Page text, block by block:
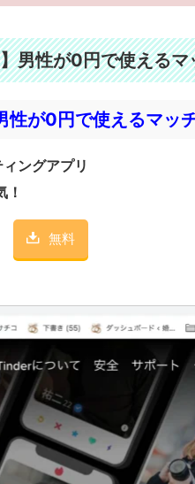
男性が0円で使えるマ
が0円で使えるマッ
ングアプリ
無料